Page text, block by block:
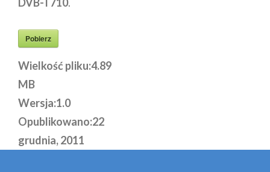
Pobierz
Wielkość pliku:4.89
MB
Wersja:1.0
Opublikowano:22
grudnia, 2011